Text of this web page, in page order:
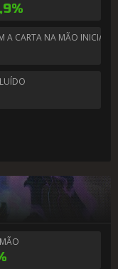
A CARTA NA MÃO INICIAL